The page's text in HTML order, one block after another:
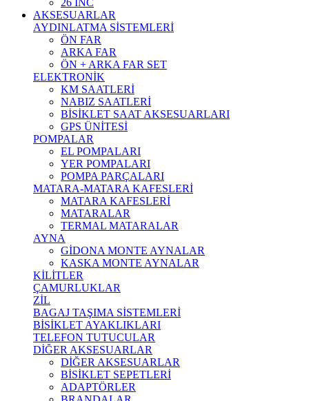
26 INC
AKSESUARLAR
AYDINLATMA SİSTEMLERİ
ÖN FAR
ARKA FAR
ÖN + ARKA FAR SET
ELEKTRONİK
KM SAATLERİ
NABIZ SAATLERİ
BİSİKLET SAAT AKSESUARLARI
GPS ÜNİTESİ
POMPALAR
EL POMPALARI
YER POMPALARI
POMPA PARÇALARI
MATARA-MATARA KAFESLERİ
MATARA KAFESLERİ
MATARALAR
TERMAL MATARALAR
AYNA
GİDONA MONTE AYNALAR
KASKA MONTE AYNALAR
KİLİTLER
ÇAMURLUKLAR
ZİL
BAGAJ TAŞIMA SİSTEMLERİ
BİSİKLET AYAKLIKLARI
TELEFON TUTUCULAR
DİĞER AKSESUARLAR
DİĞER AKSESUARLAR
BİSİKLET SEPETLERİ
ADAPTÖRLER